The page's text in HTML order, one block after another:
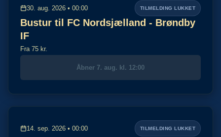
30. aug. 2026 • 00:00 TILMELDING LUKKET
Bustur til FC Nordsjælland - Brøndby
IF
Fra 75 kr.
Åbner 7. aug. kl. 12:00
14. sep. 2026 • 00:00 TILMELDING LUKKET